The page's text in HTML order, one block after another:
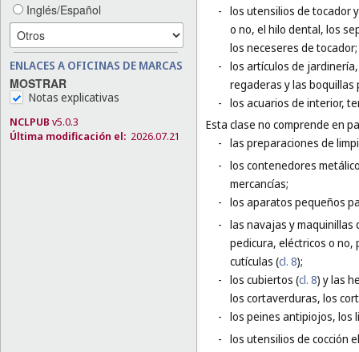
Inglés/Español
ENLACES A OFICINAS DE MARCAS
MOSTRAR
Notas explicativas
NCLPUB v5.0.3
Última modificación el: 2026.07.21
- los utensilios de tocador
o no, el hilo dental, los
los neceseres de tocador;
- los artículos de
regaderas y las boquillas
- los acuarios de interior,
Esta clase no comprende en
- las preparaciones de
- los contenedores
mercancías;
- los aparatos pequeños
- las navajas y maquinillas
pedicura, eléctricos o no,
cutículas (cl. 8);
- los cubiertos (cl. 8) y las
los cortaverduras, los
- los peines antipiojos, los
- los utensilios de cocción